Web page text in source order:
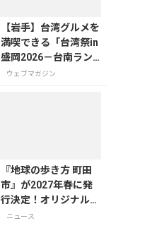
【岩手】台湾グルメを
満喫できる「台湾祭in
盛岡2026－台南ラン
タン祭－」が7月11日
ウェブマガジン
『地球の歩き方 町田
市』が2027年春に発
行決定！オリジナルグ
ッズが当たる発行記念
ニュース